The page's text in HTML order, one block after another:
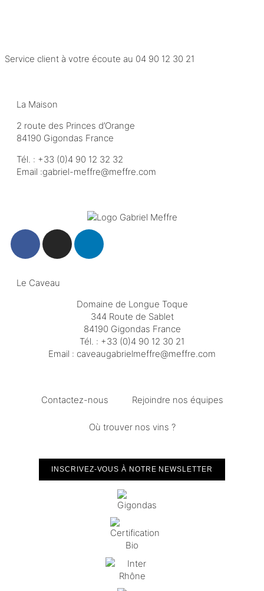
Service client à votre écoute au 04 90 12 30 21
La Maison
2 route des Princes d’Orange
84190 Gigondas France
Tél. : +33 (0)4 90 12 32 32
Email :moc.erffem@erffem-leirbag
Le Caveau
Domaine de Longue Toque
344 Route de Sablet
84190 Gigondas France
Tél. : +33 (0)4 90 12 30 21
Email : moc.erffem@erffemleirbaguaevac
Contactez-nous Rejoindre nos équipes
Où trouver nos vins ?
INSCRIVEZ-VOUS À NOTRE NEWSLETTER